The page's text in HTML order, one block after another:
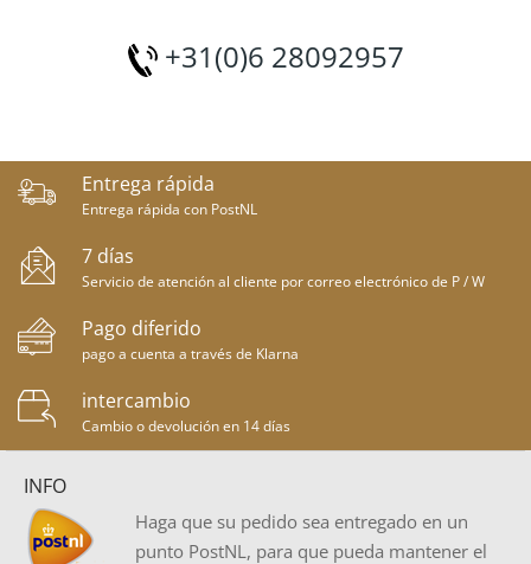
+31(0)6 28092957
Entrega rápida
Entrega rápida con PostNL
7 días
Servicio de atención al cliente por correo electrónico de P / W
Pago diferido
pago a cuenta a través de Klarna
intercambio
Cambio o devolución en 14 días
INFO
Haga que su pedido sea entregado en un
punto PostNL, para que pueda mantener el